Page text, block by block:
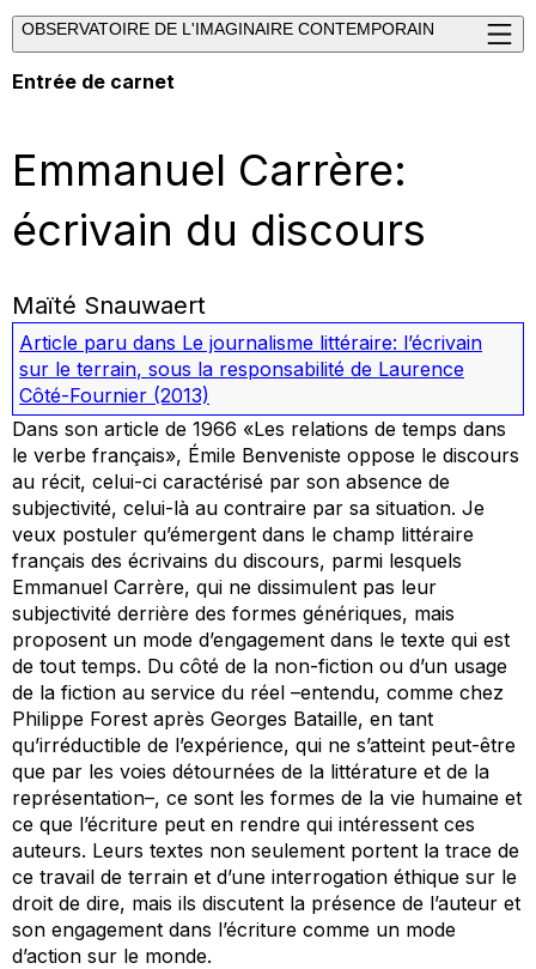
OBSERVATOIRE DE L'IMAGINAIRE CONTEMPORAIN
Entrée de carnet
Emmanuel Carrère:
écrivain du discours
Maïté Snauwaert
Article paru dans Le journalisme littéraire: l’écrivain
sur le terrain, sous la responsabilité de Laurence
Côté-Fournier (2013)
Dans son article de 1966 «Les relations de temps dans
le verbe français», Émile Benveniste oppose le discours
au récit, celui-ci caractérisé par son absence de
subjectivité, celui-là au contraire par sa situation. Je
veux postuler qu’émergent dans le champ littéraire
français des écrivains du discours, parmi lesquels
Emmanuel Carrère, qui ne dissimulent pas leur
subjectivité derrière des formes génériques, mais
proposent un mode d’engagement dans le texte qui est
de tout temps. Du côté de la non-fiction ou d’un usage
de la fiction au service du réel –entendu, comme chez
Philippe Forest après Georges Bataille, en tant
qu’irréductible de l’expérience, qui ne s’atteint peut-être
que par les voies détournées de la littérature et de la
représentation–, ce sont les formes de la vie humaine et
ce que l’écriture peut en rendre qui intéressent ces
auteurs. Leurs textes non seulement portent la trace de
ce travail de terrain et d’une interrogation éthique sur le
droit de dire, mais ils discutent la présence de l’auteur et
son engagement dans l’écriture comme un mode
d’action sur le monde.